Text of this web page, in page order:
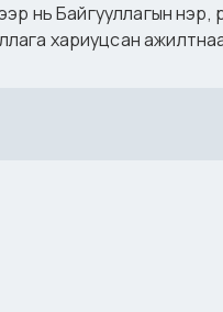
нь Байгууллагын
хариуцсан